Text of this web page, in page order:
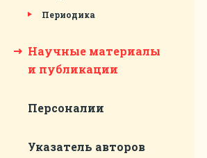
Периодика
Научные материалы
и публикации
Персоналии
Указатель авторов